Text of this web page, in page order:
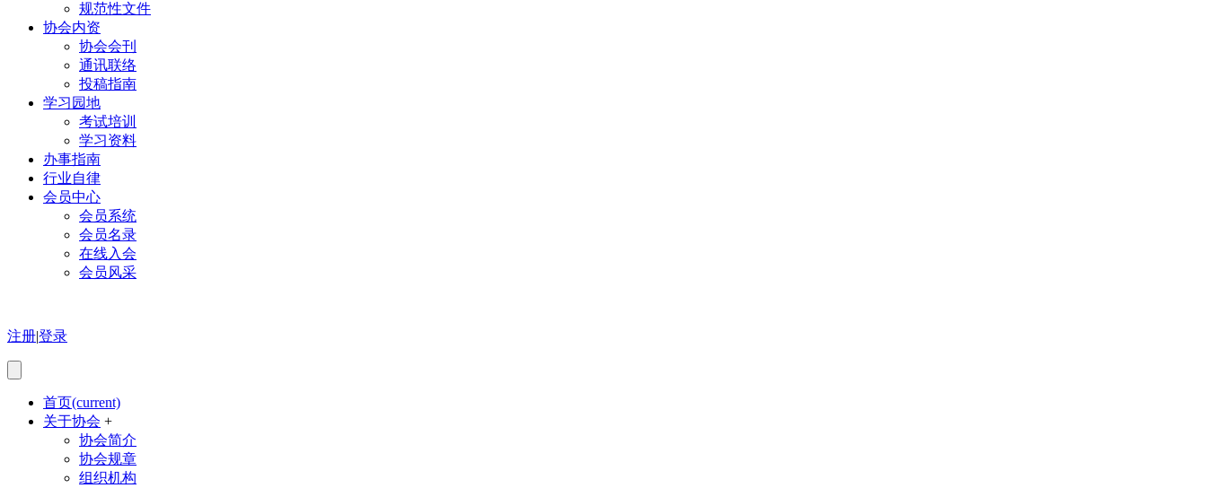
规范性文件
协会内资
协会会刊
通讯联络
投稿指南
学习园地
考试培训
学习资料
办事指南
行业自律
会员中心
会员系统
会员名录
在线入会
会员风采
注册|登录
首页(current)
关于协会 +
协会简介
协会规章
组织机构